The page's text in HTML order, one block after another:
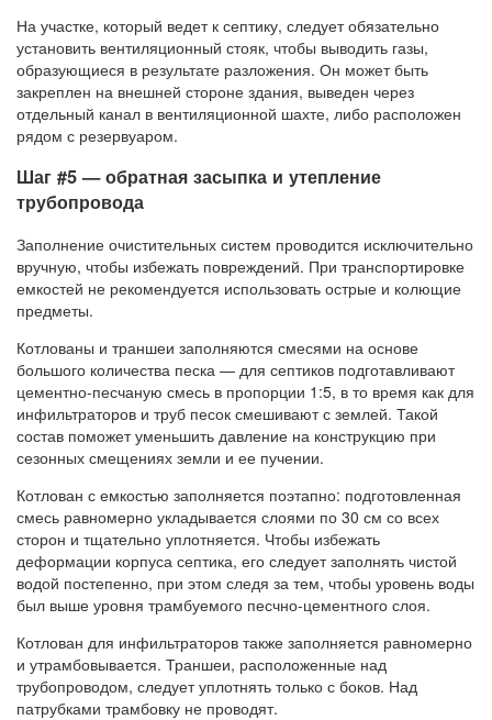
На участке, который ведет к септику, следует обязательно
установить вентиляционный стояк, чтобы выводить газы,
образующиеся в результате разложения. Он может быть
закреплен на внешней стороне здания, выведен через
отдельный канал в вентиляционной шахте, либо расположен
рядом с резервуаром.
Шаг #5 — обратная засыпка и утепление
трубопровода
Заполнение очистительных систем проводится исключительно
вручную, чтобы избежать повреждений. При транспортировке
емкостей не рекомендуется использовать острые и колющие
предметы.
Котлованы и траншеи заполняются смесями на основе
большого количества песка — для септиков подготавливают
цементно-песчаную смесь в пропорции 1:5, в то время как для
инфильтраторов и труб песок смешивают с землей. Такой
состав поможет уменьшить давление на конструкцию при
сезонных смещениях земли и ее пучении.
Котлован с емкостью заполняется поэтапно: подготовленная
смесь равномерно укладывается слоями по 30 см со всех
сторон и тщательно уплотняется. Чтобы избежать
деформации корпуса септика, его следует заполнять чистой
водой постепенно, при этом следя за тем, чтобы уровень воды
был выше уровня трамбуемого песчно-цементного слоя.
Котлован для инфильтраторов также заполняется равномерно
и утрамбовывается. Траншеи, расположенные над
трубопроводом, следует уплотнять только с боков. Над
патрубками трамбовку не проводят.